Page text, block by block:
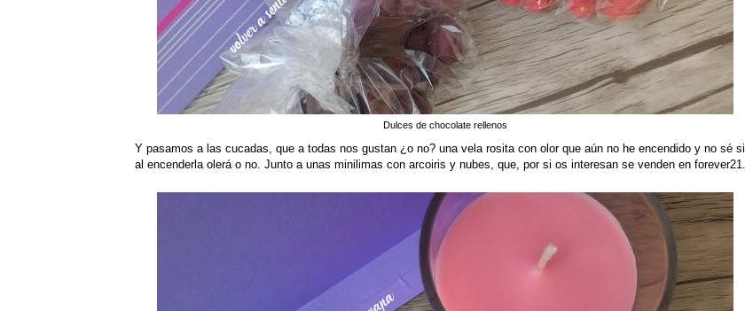
Dulces de chocolate rellenos
Y pasamos a las cucadas, que a todas nos gustan ¿o no? una vela rosita con olor que aún no he encendido y no sé si
al encenderla olerá o no. Junto a unas minilimas con arcoiris y nubes, que, por si os interesan se venden en forever21.